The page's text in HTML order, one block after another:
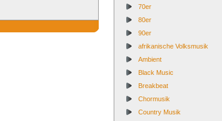
70er
80er
90er
afrikanische Volksmusik
Ambient
Black Music
Breakbeat
Chormusik
Country Musik